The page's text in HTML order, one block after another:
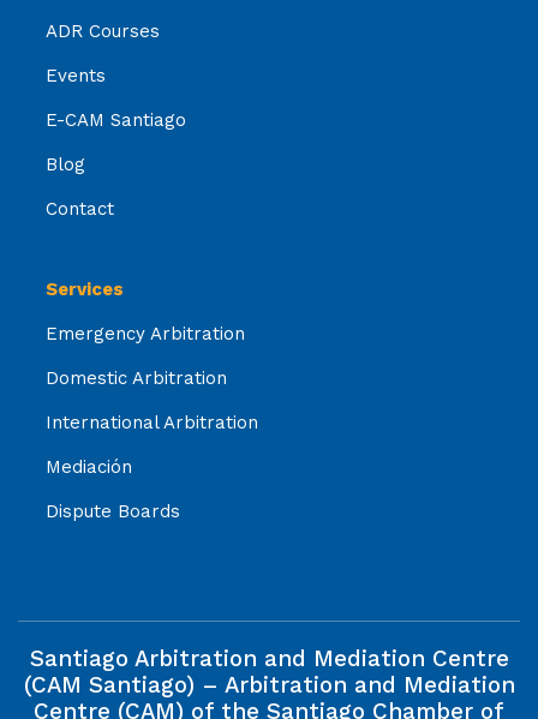
ADR Courses
Events
E-CAM Santiago
Blog
Contact
Services
Emergency Arbitration
Domestic Arbitration
International Arbitration
Mediación
Dispute Boards
Santiago Arbitration and Mediation Centre
(CAM Santiago) – Arbitration and Mediation
Centre (CAM) of the Santiago Chamber of